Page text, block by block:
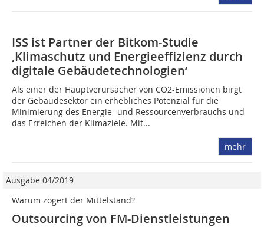
ISS ist Partner der Bitkom-Studie
‚Klimaschutz und Energieeffizienz durch
digitale Gebäudetechnologien‘
Als einer der Hauptverursacher von CO2-Emissionen birgt
der Gebäudesektor ein erhebliches Potenzial für die
Minimierung des Energie- und Ressourcenverbrauchs und
das Erreichen der Klimaziele. Mit...
mehr
Ausgabe 04/2019
Warum zögert der Mittelstand?
Outsourcing von FM-Dienstleistungen